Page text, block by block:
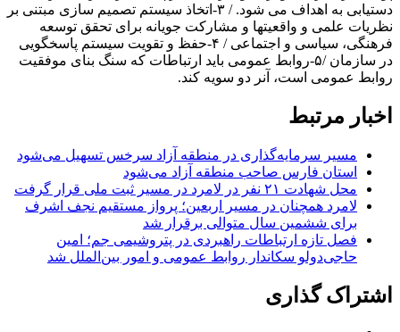
دستیابی به اهداف می شود. / ۳-اتخاذ سیستم تصمیم سازی مبتنی بر
نظریات علمی و واقعیتها و مشارکت جویانه برای تحقق توسعه
فرهنگی، سیاسی و اجتماعی / ۴-حفظ و تقویت سیستم پاسخگویی
در سازمان /۵-روابط عمومی باید ارتباطات که سنگ بنای موفقیت
روابط عمومی است، آنر دو سویه کند.
اخبار مرتبط
مسیر سرمایه‌گذاری در منطقه آزاد سرخس تسهیل می‌شود
استان فارس صاحب منطقه آزاد می‌شود
محل شهادت ۲۱ نفر در لامرد در مسیر ثبت ملی قرار گرفت
لامرد همچنان در مسیر اربعین؛ پرواز مستقیم نجف اشرف
برای ششمین سال متوالی برقرار شد
فصل تازه ارتباطات راهبردی در پتروشیمی جم؛ امین
حاجی‌دولو سکاندار روابط عمومی و امور بین‌الملل شد
اشتراک گذاری